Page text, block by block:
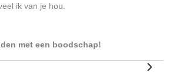
ik van je hou.
met een boodschap!